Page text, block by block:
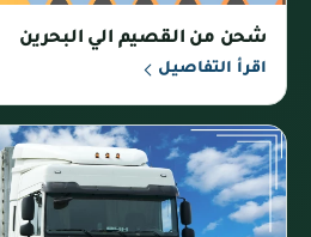
شحن من القصيم الي البحرين
اقرأ التفاصيل